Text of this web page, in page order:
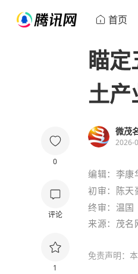
首页
0
评论
1
瞄
土产
微茂
2026-
编辑：李康
初审：陈天
终审：温国
来源：茂名
免责声明：